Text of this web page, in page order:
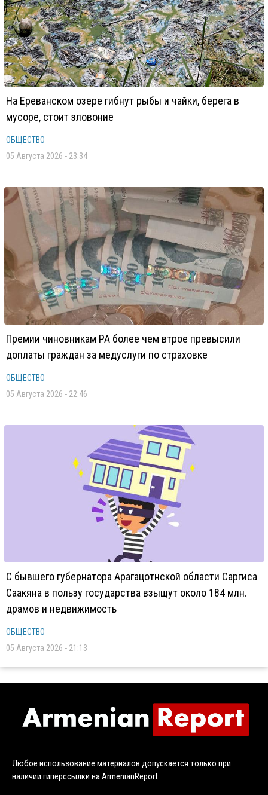
На Ереванском озере гибнут рыбы и чайки, берега в
мусоре, стоит зловоние
ОБЩЕСТВО
05 Августа 2026 - 23:34
Премии чиновникам РА более чем втрое превысили
доплаты граждан за медуслуги по страховке
ОБЩЕСТВО
05 Августа 2026 - 22:46
С бывшего губернатора Арагацотнской области Саргиса
Саакяна в пользу государства взыщут около 184 млн.
драмов и недвижимость
ОБЩЕСТВО
05 Августа 2026 - 21:13
Любое использование материалов допускается только при
наличии гиперссылки на ArmenianReport